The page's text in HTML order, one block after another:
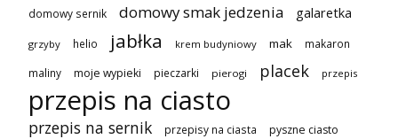
domowy sernik domowy smak jedzenia galaretka
grzyby helio jabłka krem budyniowy mak makaron
maliny moje wypieki pieczarki pierogi placek przepis
przepis na ciasto
przepis na sernik przepisy na ciasta pyszne ciasto